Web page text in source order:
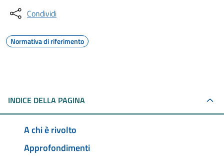
Condividi
Normativa di riferimento
INDICE DELLA PAGINA
A chi è rivolto
Approfondimenti